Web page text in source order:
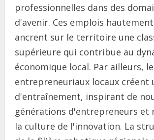
professionnelles dans des
d'avenir. Ces emplois
ancrent sur le territoire une
supérieure qui contribue au
économique local. Par ailleurs,
entrepreneuriaux locaux créent
d'entraînement, inspirant de
générations d'entrepreneurs et
la culture de l'innovation. La